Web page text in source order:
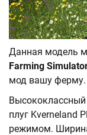
Данная модель
мод вашу ферму.
плуг Kverneland
режимом.